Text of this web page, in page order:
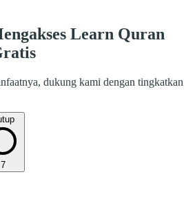
Learn Quran
dukung kami dengan tingkatkan
7